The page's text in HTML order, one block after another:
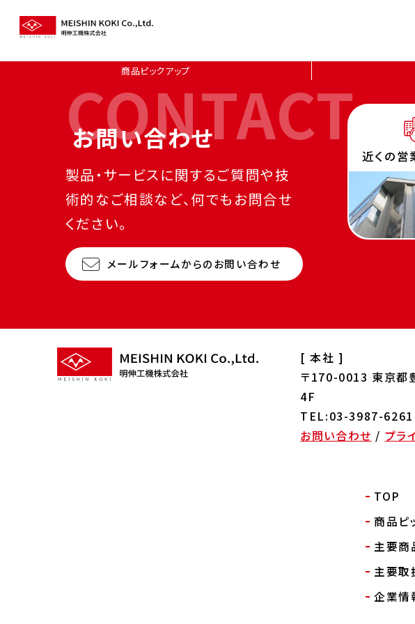
商品ピックアップ
CONTACT
お問い合わせ
製品・サービスに関するご質問や技
術的なご相談など、何でもお問合せ
ください。
メールフォームからのお問い合わせ
近くの営
[ 本社 ]
〒170-0013 東京都
4F
TEL:03-3987-
お問い合わせ / プラ
TOP
商品ピ
主要商
主要取
企業情